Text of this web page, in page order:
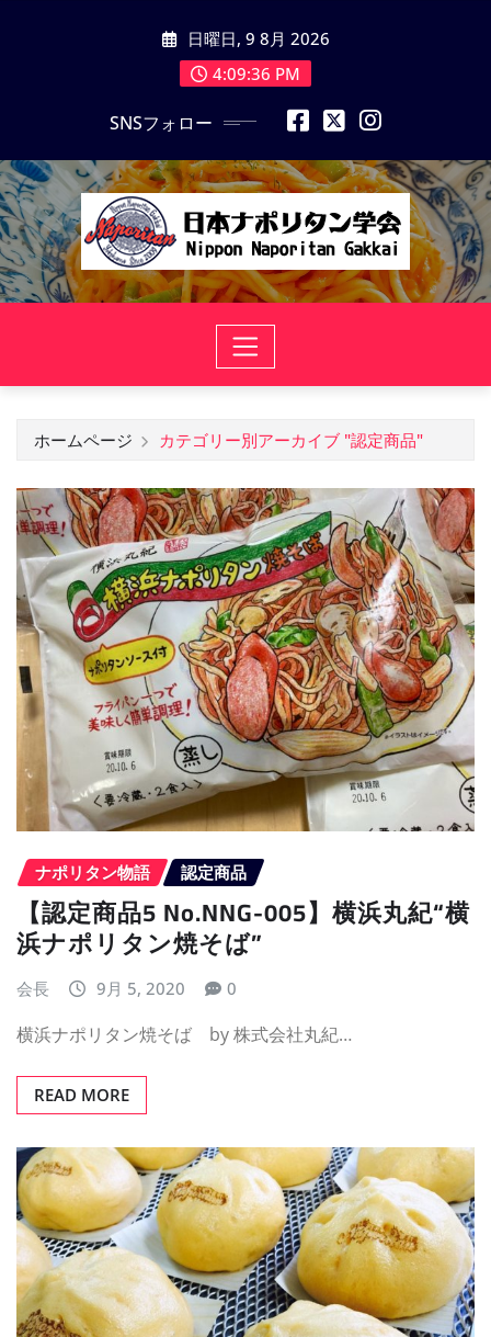
に
ス
キ
ッ
プ
日曜日, 9 8月 2026
4:09:37 PM
SNSフォロー
ホームページ カテゴリー別アーカイブ "認定商品"
ナポリタン物語 認定商品
【認定商品5 No.NNG-005】横浜丸紀“横
浜ナポリタン焼そば”
会長 9月 5, 2020 0
横浜ナポリタン焼そば by 株式会社丸紀…
READ MORE